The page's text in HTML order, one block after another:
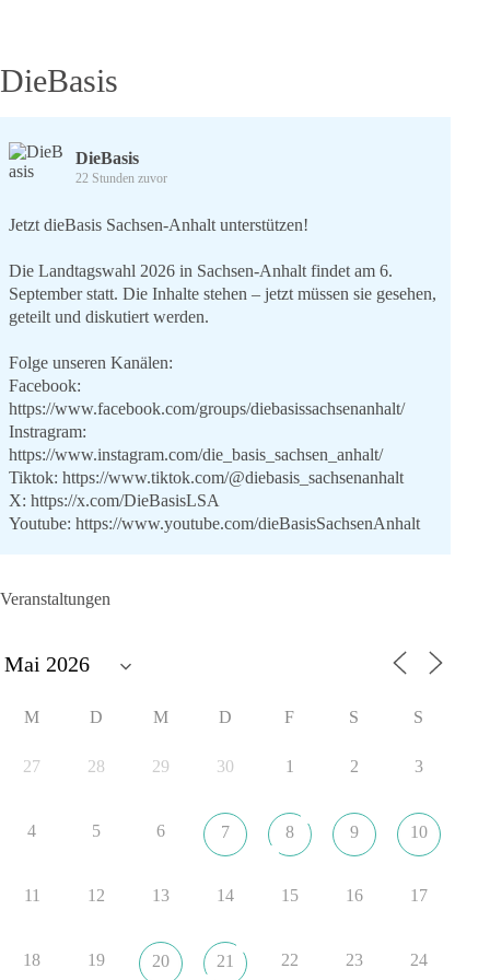
„Air
Defender
DieBasis
DieBasis
22 Stunden zuvor
Jetzt dieBasis Sachsen-Anhalt unterstützen!
Die Landtagswahl 2026 in Sachsen-Anhalt findet am 6.
September statt. Die Inhalte stehen – jetzt müssen sie gesehen,
geteilt und diskutiert werden.
Folge unseren Kanälen:
Facebook:
https://www.facebook.com/groups/diebasissachsenanhalt/
Instragram:
https://www.instagram.com/die_basis_sachsen_anhalt/
Tiktok: https://www.tiktok.com/@diebasis_sachsenanhalt
X: https://x.com/DieBasisLSA
Youtube: https://www.youtube.com/dieBasisSachsenAnhalt
lohnt, dieBasis zu wählen.
22 Auf Facebook ansehen
DieBasis
1 Tag zuvor
🔎 Über 100-mal keine Antwort.
Veranstaltungen
M D M D F S S
27 28 29 30 1 2 3
4 5 6 7 8 9 10
11 12 13 14 15 16 17
18 19 20 21 22 23 24